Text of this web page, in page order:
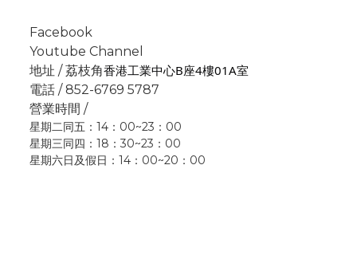
Facebook
Youtube Channel
地址 / 荔枝角香港工業中心B座4樓01A室
電話 / 852-6769 5787
營業時間 /
星期二同五：14：00~23：00
星期三同四：18：30~23：00
星期六日及假日：14：00~20：00